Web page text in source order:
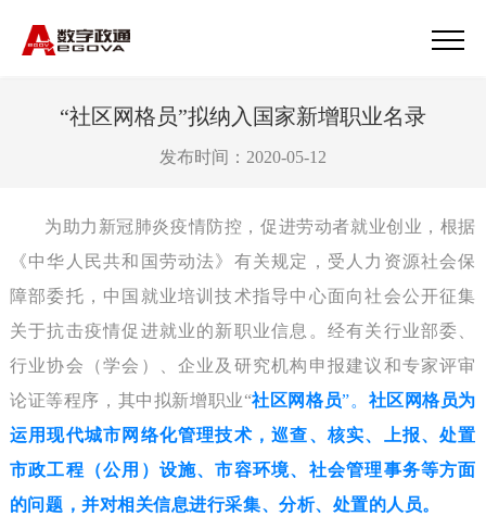
“社区网格员”拟纳入国家新增职业名录
发布时间：2020-05-12
为助力新冠肺炎疫情防控，促进劳动者就业创业，根据
《中华人民共和国劳动法》有关规定，受人力资源社会保
障部委托，中国就业培训技术指导中心面向社会公开征集
关于抗击疫情促进就业的新职业信息。经有关行业部委、
行业协会（学会）、企业及研究机构申报建议和专家评审
论证等程序，其中拟新增职业“社区网格员”。 社区网格员为
运用现代城市网络化管理技术，巡查、核实、上报、处置
市政工程（公用）设施、市容环境、社会管理事务等方面
的问题，并对相关信息进行采集、分析、处置的人员。